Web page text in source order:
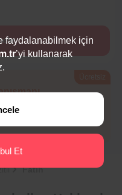
Fatih
faydalanabilmek için
’yi kullanarak
Et